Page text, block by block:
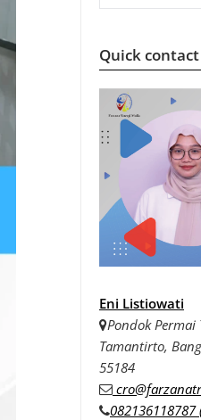
Quick
Eni Listiowati
Pondok Permai
Tamantirto,
55184
082136118787